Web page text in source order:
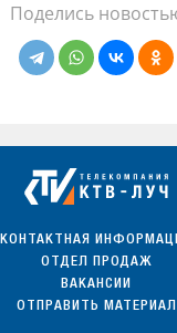
Поделись
КОНТАКТНАЯ
ОТДЕЛ ПРОДАЖ
ВАКАНСИИ
ОТПРАВИТЬ МАТЕРИАЛ